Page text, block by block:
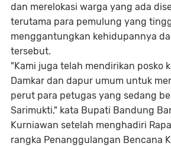
dan merelokasi warga yang ada
terutama para pemulung yang
menggantungkan kehidupannya
tersebut.
"Kami juga telah mendirikan posko
Damkar dan dapur umum untuk
perut para petugas yang sedang
Sarimukti," kata Bupati Bandung
Kurniawan setelah menghadiri
rangka Penanggulangan Bencana